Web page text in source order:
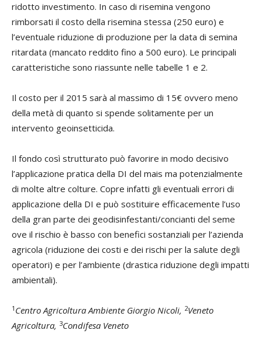
ridotto investimento. In caso di risemina vengono
rimborsati il costo della risemina stessa (250 euro) e
l’eventuale riduzione di produzione per la data di semina
ritardata (mancato reddito fino a 500 euro). Le principali
caratteristiche sono riassunte nelle tabelle 1 e 2.
Il costo per il 2015 sarà al massimo di 15€ ovvero meno
della metà di quanto si spende solitamente per un
intervento geoinsetticida.
Il fondo così strutturato può favorire in modo decisivo
l’applicazione pratica della DI del mais ma potenzialmente
di molte altre colture. Copre infatti gli eventuali errori di
applicazione della DI e può sostituire efficacemente l’uso
della gran parte dei geodisinfestanti/concianti del seme
ove il rischio è basso con benefici sostanziali per l’azienda
agricola (riduzione dei costi e dei rischi per la salute degli
operatori) e per l’ambiente (drastica riduzione degli impatti
ambientali).
1 Centro Agricoltura Ambiente Giorgio Nicoli, 2Veneto
Agricoltura, 3Condifesa Veneto